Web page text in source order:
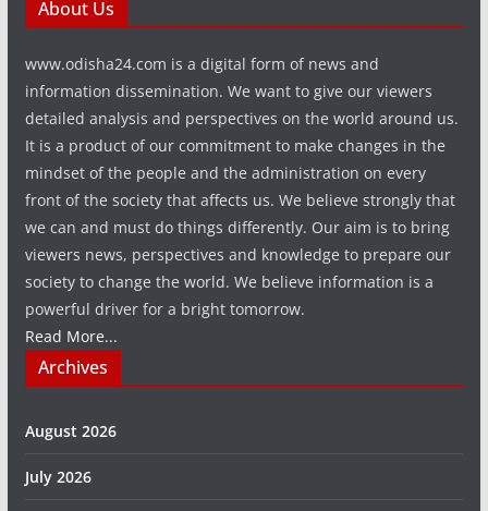
About Us
www.odisha24.com is a digital form of news and
information dissemination. We want to give our viewers
detailed analysis and perspectives on the world around us.
It is a product of our commitment to make changes in the
mindset of the people and the administration on every
front of the society that affects us. We believe strongly that
we can and must do things differently. Our aim is to bring
viewers news, perspectives and knowledge to prepare our
society to change the world. We believe information is a
powerful driver for a bright tomorrow.
Read More...
Archives
August 2026
July 2026